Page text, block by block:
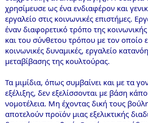
χρησίμευσε ως ένα ενδιαφέρον και
εργαλείο στις κοινωνικές επιστήμες.
έναν διαφορετικό τρόπο της
και του σύνθετου τρόπου με τον οποίο
κοινωνικές δυναμικές, εργαλείο
μεταβίβασης της κουλτούρας.
Τα μιμίδια, όπως συμβαίνει και με τα
εξέλιξης, δεν εξελίσσονται με βάση
νομοτέλεια. Μη έχοντας δική τους
αποτελούν προϊόν μιας εξελικτικής